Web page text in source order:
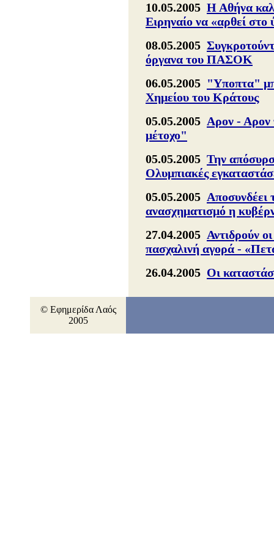
10.05.2005 Η Αθήνα
Ειρηναίο να «αρθεί
08.05.2005
όργανα του ΠΑΣΟΚ
06.05.2005 "Υποπτα"
Χημείου του Κράτους
05.05.2005 Αρον - Αρον
μέτοχο"
05.05.2005 Την
Ολυμπιακές
05.05.2005 Αποσυνδέει
ανασχηματισμό η
27.04.2005 Αντιδρούν
πασχαλινή αγορά -
26.04.2005 Οι
© Εφημερίδα Λαός
2005